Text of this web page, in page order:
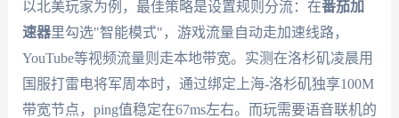
以北美玩家为例，最佳策略是设置规则分流：在番茄加
速器里勾选"智能模式"，游戏流量自动走加速线路，
YouTube等视频流量则走本地带宽。实测在洛杉矶凌晨用
国服打雷电将军周本时，通过绑定上海-洛杉矶独享100M
带宽节点，ping值稳定在67ms左右。而玩需要语音联机的